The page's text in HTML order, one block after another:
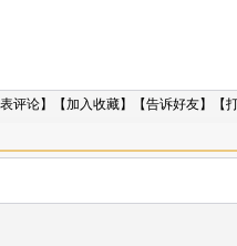
评论】【加入收藏】【告诉好友】【